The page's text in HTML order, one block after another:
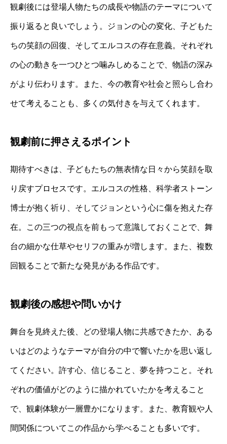
観劇後には登場人物たちの成長や物語のテーマについて
振り返ると良いでしょう。ジョンの心の変化、子どもた
ちの笑顔の回復、そしてエルコスの存在意義。それぞれ
の心の動きを一つひとつ噛みしめることで、物語の深み
がより伝わります。また、今の教育や社会と照らし合わ
せて考えることも、多くの気付きを与えてくれます。
観劇前に押さえるポイント
期待すべきは、子どもたちの無表情な日々から笑顔を取
り戻すプロセスです。エルコスの性格、科学者ストーン
博士が抱く祈り、そしてジョンという心に傷を抱えた存
在。この三つの視点を前もって意識しておくことで、舞
台の細かな仕草やセリフの重みが増します。また、複数
回観ることで新たな発見がある作品です。
観劇後の感想や問いかけ
舞台を見終えた後、どの登場人物に共感できたか、ある
いはどのようなテーマが自分の中で響いたかを思い返し
てください。許す心、信じること、夢を持つこと。それ
ぞれの価値がどのように描かれていたかを考えること
で、観劇体験が一層豊かになります。また、教育観や人
間関係についてこの作品から学べることも多いです。